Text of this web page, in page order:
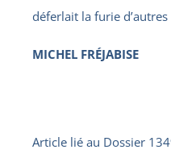
déferlait la furie
MICHEL FRÉJABISE
Article lié au Dossier